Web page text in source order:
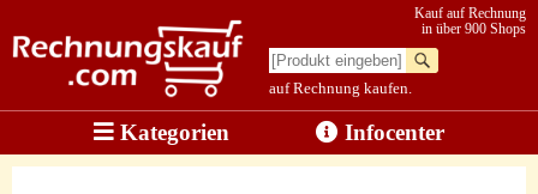
auf Rechnung kaufen.
Kauf auf Rechnung
in über 900 Shops
Kategorien Infocenter